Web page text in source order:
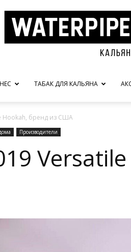
ТАБАК ДЛЯ КАЛЬЯНА
Hookah, бренд из США
Производители